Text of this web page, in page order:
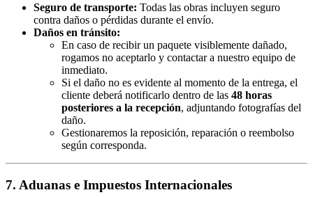
Seguro de transporte: Todas las obras incluyen seguro
contra daños o pérdidas durante el envío.
Daños en tránsito:
En caso de recibir un paquete visiblemente dañado,
rogamos no aceptarlo y contactar a nuestro equipo de
inmediato.
Si el daño no es evidente al momento de la entrega, el
cliente deberá notificarlo dentro de las 48 horas
posteriores a la recepción, adjuntando fotografías del
daño.
Gestionaremos la reposición, reparación o reembolso
según corresponda.
7. Aduanas e Impuestos Internacionales